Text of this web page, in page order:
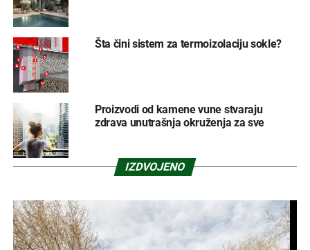
Šta čini sistem za termoizolaciju sokle?
Proizvodi od kamene vune stvaraju
zdrava unutrašnja okruženja za sve
IZDVOJENO